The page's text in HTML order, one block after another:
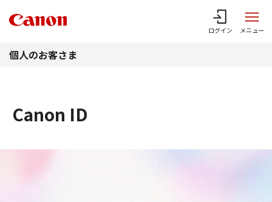
ログイン メニュー
個人のお客さま
Canon ID